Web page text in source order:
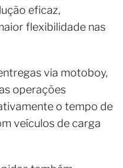
eficaz,
flexibilidade nas
via motoboy,
operações
o tempo de
veículos de carga